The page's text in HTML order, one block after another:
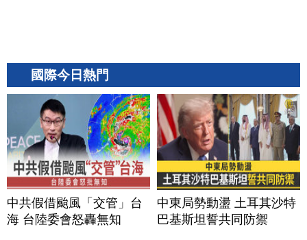
國際今日熱門
中共假借颱風「交管」台
海 台陸委會怒轟無知
中東局勢動盪 土耳其沙特
巴基斯坦誓共同防禦